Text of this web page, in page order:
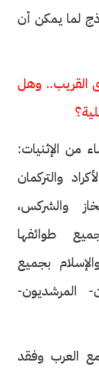
لما يمكن أن
القريب.. وهل
من الإثنيات:
والتركمان
والشركس،
طوائفها
بجميع
المرشديون-
مع العرب وفقد